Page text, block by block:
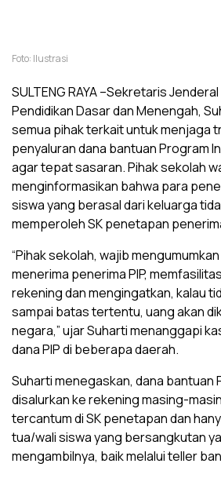
Foto: Ilustrasi
SULTENG RAYA –Sekretaris
Pendidikan Dasar dan Menengah,
semua pihak terkait untuk menjaga
penyaluran dana bantuan Program
agar tepat sasaran. Pihak sekolah
menginformasikan bahwa para
siswa yang berasal dari keluarga
memperoleh SK penetapan
“Pihak sekolah, wajib
menerima penerima PIP,
rekening dan mengingatkan, kalau
sampai batas tertentu, uang akan
negara,” ujar Suharti menanggapi
dana PIP di beberapa daerah.
Suharti menegaskan, dana bantuan
disalurkan ke rekening masing-
tercantum di SK penetapan dan
tua/wali siswa yang bersangkutan
mengambilnya, baik melalui teller